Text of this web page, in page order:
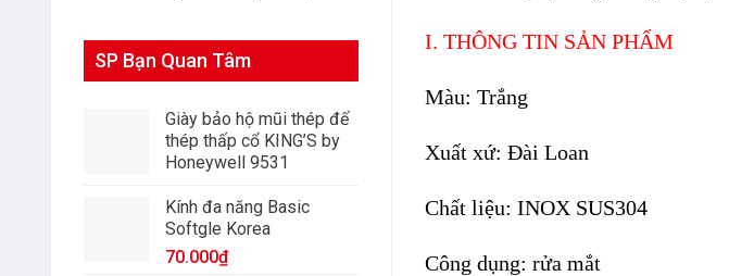
SP Bạn Quan Tâm
Giày bảo hộ mũi thép đế
thép thấp cổ KING’S by
Honeywell 9531
Kính đa năng Basic
Softgle Korea
70.000₫
I. THÔNG TIN SẢN PHẨM
Màu: Trắng
Xuất xứ: Đài Loan
Chất liệu: INOX SUS304
Công dụng: rửa mắt